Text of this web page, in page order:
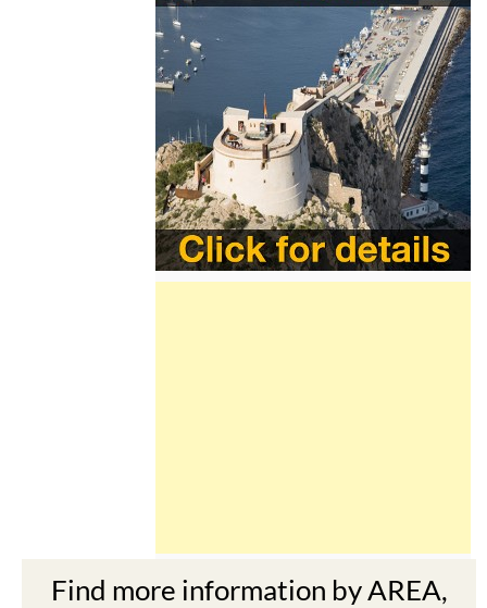
Find more information by AREA,